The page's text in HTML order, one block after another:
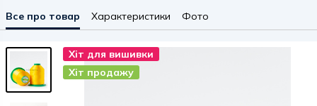
Все про товар Характеристики Фото
Хіт для вишивки
Хіт продажу
Хіт для вишивки
Хіт продажу